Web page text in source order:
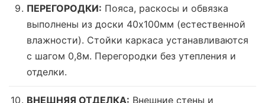
ПЕРЕГОРОДКИ: Пояса, раскосы и обвязка
выполнены из доски 40х100мм (естественной
влажности). Стойки каркаса устанавливаются
с шагом 0,8м. Перегородки без утепления и
отделки.
ВНЕШНЯЯ ОТДЕЛКА: Внешние стены и